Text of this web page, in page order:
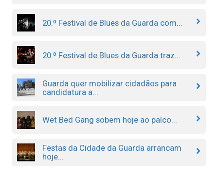
20.º Festival de Blues da Guarda com...
20.º Festival de Blues da Guarda traz...
Guarda quer mobilizar cidadãos para
candidatura a...
Wet Bed Gang sobem hoje ao palco...
Festas da Cidade da Guarda arrancam
hoje...